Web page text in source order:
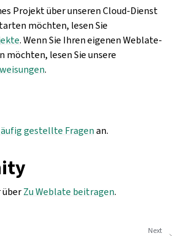
Projekt über unseren Cloud-Dienst
möchten, lesen Sie
. Wenn Sie Ihren eigenen Weblate-
möchten, lesen Sie unsere
.
gestellte Fragenan.
überZu Weblate beitragen.
Next